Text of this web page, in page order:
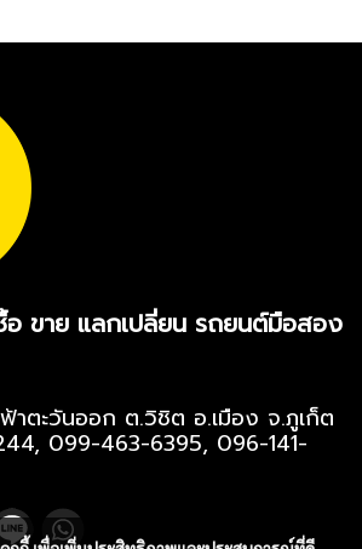
อ ขาย แลกเปลี่ยน รถยนต์มือสอง
าตะวันออก ต.วิชิต อ.เมือง จ.ภูเก็ต
099-463-6395, 096-141-